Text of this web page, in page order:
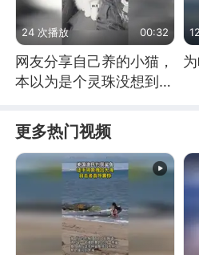
24 次播放 00:32
网友分享自己养的小猫，
本以为是个灵珠没想到是
更多热门视频